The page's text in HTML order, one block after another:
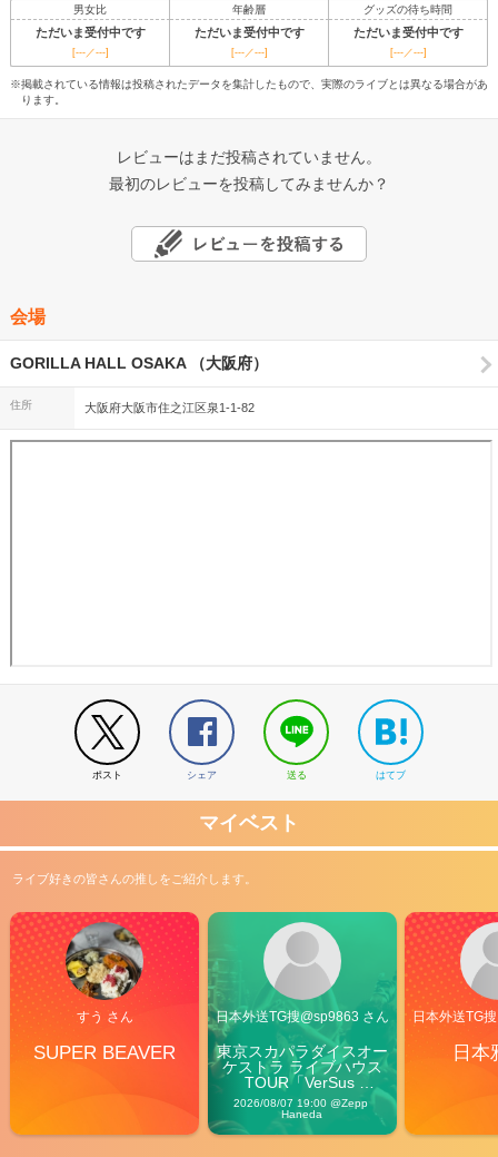
男女比 年齢層 グッズの待ち時間
ただいま受付中です ただいま受付中です ただいま受付中です
[---／---] [---／---] [---／---]
※掲載されている情報は投稿されたデータを集計したもので、実際のライブとは異なる場合があ
ります。
レビューはまだ投稿されていません。
最初のレビューを投稿してみませんか？
会場
GORILLA HALL OSAKA （大阪府）
住所 大阪府大阪市住之江区泉1-1-82
ポスト シェア 送る はてブ
マイベスト
ライブ好きの皆さんの推しをご紹介します。
すう さん
SUPER BEAVER
日本外送TG搜@sp9863 さん
東京スカパラダイスオー
ケストラ ライブハウス
TOUR「VerSus
Carnival」
2026/08/07 19:00 @Zepp
Haneda
日本外送TG
日本